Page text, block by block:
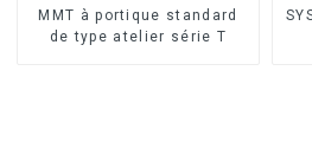
MMT à portique standard
de type atelier série T